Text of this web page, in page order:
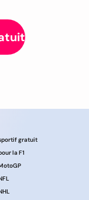
gratuit
la F1